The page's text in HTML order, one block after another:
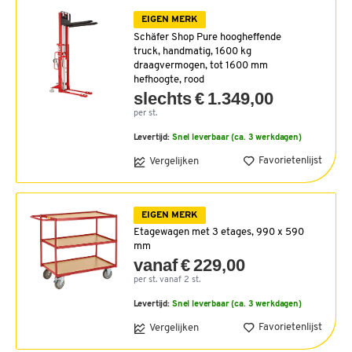
EIGEN MERK
Schäfer Shop Pure hoogheffende
truck, handmatig, 1600 kg
draagvermogen, tot 1600 mm
hefhoogte, rood
slechts € 1.349,00
per st.
Levertijd: Snel leverbaar (ca. 3 werkdagen)
Vergelijken Favorietenlijst
EIGEN MERK
Etagewagen met 3 etages, 990 x 590
mm
vanaf € 229,00
per st. vanaf 2 st.
Levertijd: Snel leverbaar (ca. 3 werkdagen)
Vergelijken Favorietenlijst